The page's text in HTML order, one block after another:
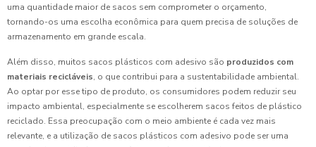
uma quantidade maior de sacos sem comprometer o orçamento,
tornando-os uma escolha econômica para quem precisa de soluções de
armazenamento em grande escala.
Além disso, muitos sacos plásticos com adesivo são produzidos com
materiais recicláveis, o que contribui para a sustentabilidade ambiental.
Ao optar por esse tipo de produto, os consumidores podem reduzir seu
impacto ambiental, especialmente se escolherem sacos feitos de plástico
reciclado. Essa preocupação com o meio ambiente é cada vez mais
relevante, e a utilização de sacos plásticos com adesivo pode ser uma